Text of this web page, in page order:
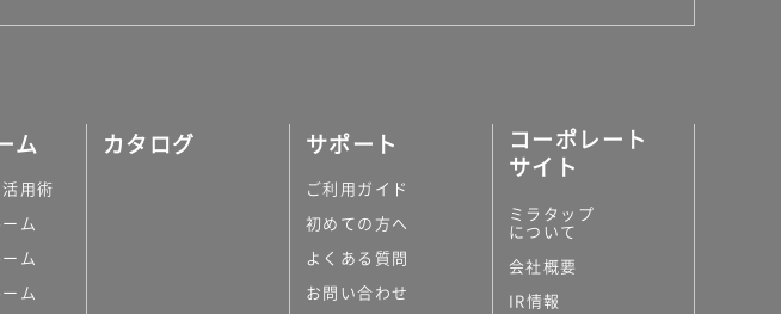
ム
用術
ム
ム
ム
カタログ サポート
ご利用ガイド
初めての方へ
よくある質問
お問い合わせ
コーポレート
サイト
ミラタップ
について
会社概要
IR情報